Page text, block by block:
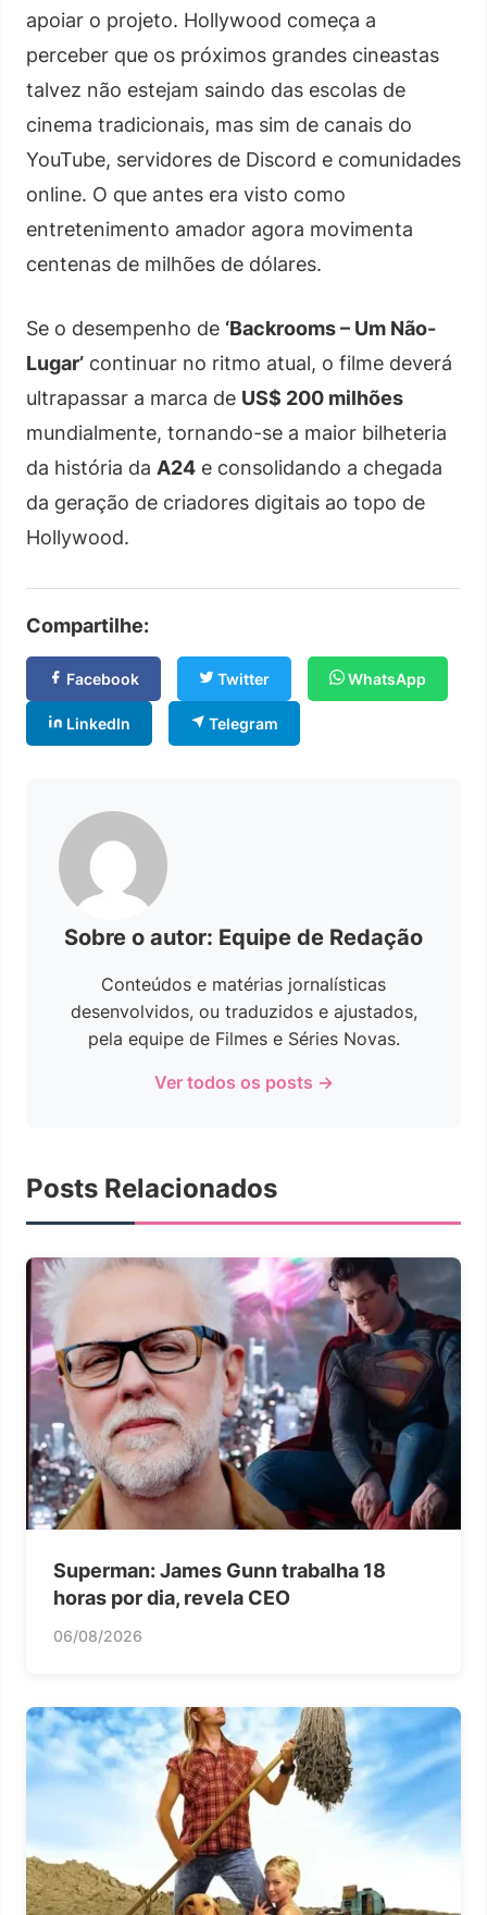
apoiar o projeto. Hollywood começa a
perceber que os próximos grandes cineastas
talvez não estejam saindo das escolas de
cinema tradicionais, mas sim de canais do
YouTube, servidores de Discord e comunidades
online. O que antes era visto como
entretenimento amador agora movimenta
centenas de milhões de dólares.
Se o desempenho de ‘Backrooms – Um Não-
Lugar’ continuar no ritmo atual, o filme deverá
ultrapassar a marca de US$ 200 milhões
mundialmente, tornando-se a maior bilheteria
da história da A24 e consolidando a chegada
da geração de criadores digitais ao topo de
Hollywood.
Compartilhe:
Facebook Twitter WhatsApp
LinkedIn Telegram
Sobre o autor: Equipe de Redação
Conteúdos e matérias jornalísticas
desenvolvidos, ou traduzidos e ajustados,
pela equipe de Filmes e Séries Novas.
Ver todos os posts →
Posts Relacionados
Superman: James Gunn trabalha 18
horas por dia, revela CEO
06/08/2026